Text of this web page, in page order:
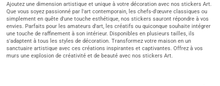
Ajoutez une dimension artistique et unique à votre décoration avec nos stickers Art.
Que vous soyez passionné par l'art contemporain, les chefs-d'œuvre classiques ou
simplement en quête d'une touche esthétique, nos stickers sauront répondre à vos
envies. Parfaits pour les amateurs d'art, les créatifs ou quiconque souhaite intégrer
une touche de raffinement à son intérieur. Disponibles en plusieurs tailles, ils
s'adaptent à tous les styles de décoration. Transformez votre maison en un
sanctuaire artistique avec ces créations inspirantes et captivantes. Offrez à vos
murs une explosion de créativité et de beauté avec nos stickers Art.